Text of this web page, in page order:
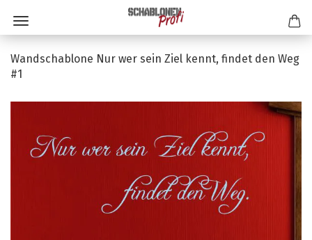
Wandschablone Nur wer sein Ziel kennt, findet den Weg
#1